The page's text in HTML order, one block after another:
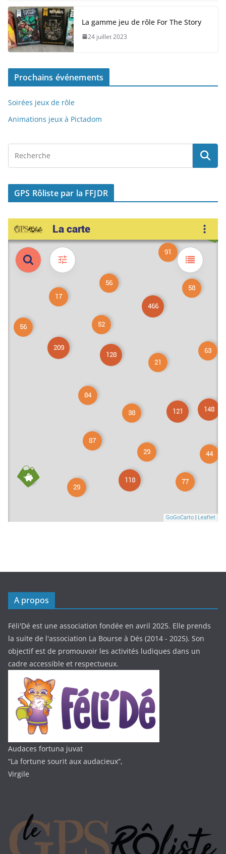
c
e
b
o
o
k
st
o
d
o
n
g
er
La gamme jeu de rôle For The Story
24 juillet 2023
Prochains événements
Soirées jeux de rôle
Animations jeux à Pictadom
GPS Rôliste par la FFJDR
A propos
Féli'Dé est une association fondée en avril 2025. Elle prends
la suite de l'association La Bourse à Dés (2014 - 2025). Son
objectif est de promouvoir les activités ludiques dans un
cadre accessible et respectueux.
Audaces fortuna juvat
“La fortune sourit aux audacieux”,
Virgile